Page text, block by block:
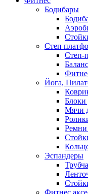
Бодибары
Степ
Степ-
Йога,
Блоки
Мячи
Ремни
Эспандеры
Фитнес